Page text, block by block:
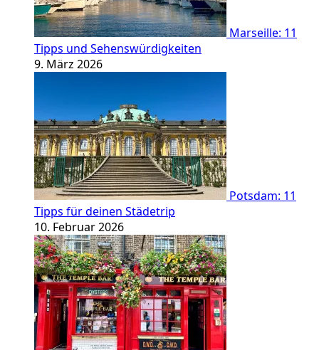
Marseille: 11
Tipps und Sehenswürdigkeiten
9. März 2026
Potsdam: 11
Tipps für deinen Städetrip
10. Februar 2026